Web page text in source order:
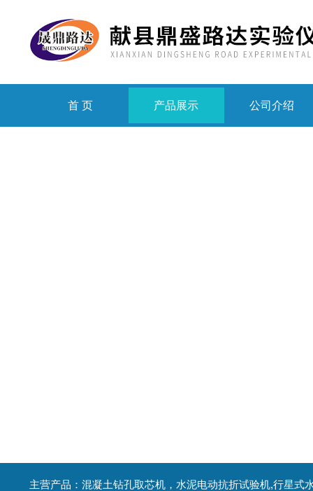
首 页 产品展示 公司介绍